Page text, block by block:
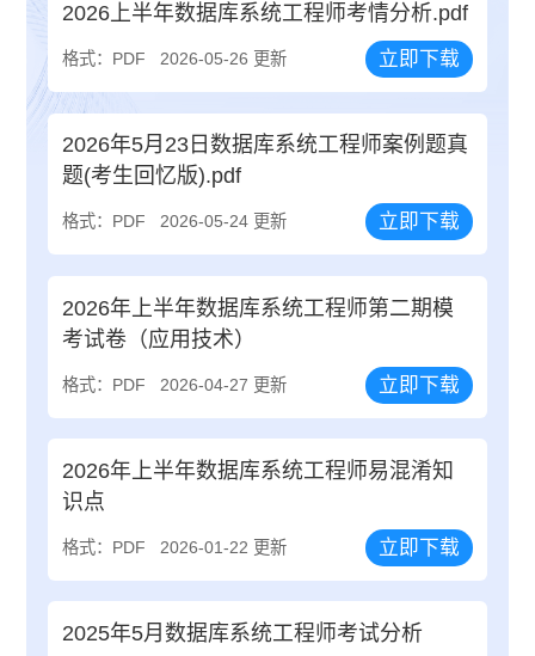
2026上半年数据库系统工程师考情分析.pdf
格式：PDF 2026-05-26 更新 立即下载
2026年5月23日数据库系统工程师案例题真
题(考生回忆版).pdf
格式：PDF 2026-05-24 更新 立即下载
2026年上半年数据库系统工程师第二期模
考试卷（应用技术）
格式：PDF 2026-04-27 更新 立即下载
2026年上半年数据库系统工程师易混淆知
识点
格式：PDF 2026-01-22 更新 立即下载
2025年5月数据库系统工程师考试分析